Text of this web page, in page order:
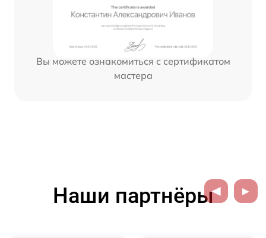
Вы можете ознакомиться с сертификатом
мастера
Наши партнёры